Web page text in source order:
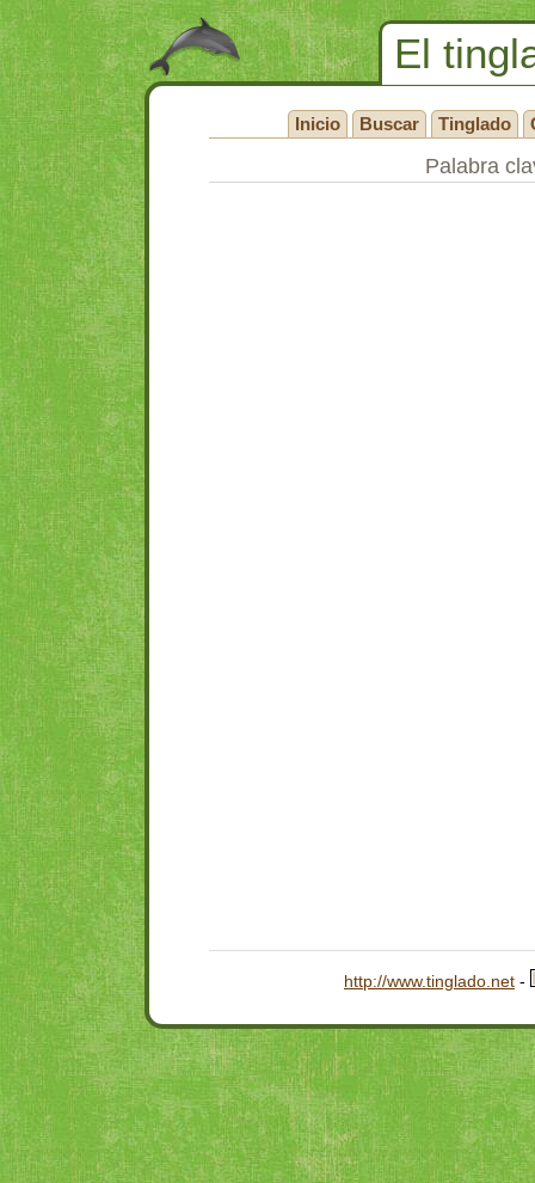
El
Inicio Buscar Tinglado
Palabra
http://www.tinglado.net -